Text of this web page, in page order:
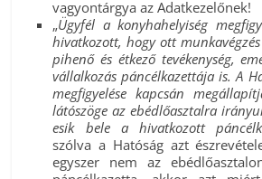
vagyontárgya az Adatkezelőnek!
„Ügyfél a konyhahelyiség
hivatkozott, hogy ott
pihenő és étkező tevékenység,
vállalkozás páncélkazettája is. A
megfigyelése kapcsán
látószöge az ebédlőasztalra
esik bele a hivatkozott
szólva a Hatóság azt
egyszer nem az